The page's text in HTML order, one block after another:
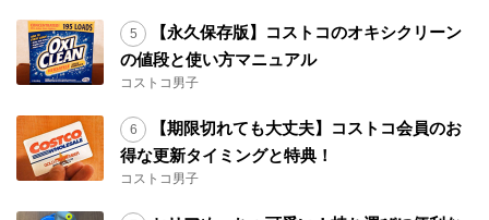
【永久保存版】コストコのオキシクリーン
の値段と使い方マニュアル
コストコ男子
【期限切れても大丈夫】コストコ会員のお
得な更新タイミングと特典！
コストコ男子